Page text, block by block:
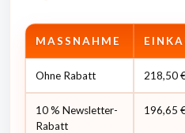
MASSNAHME
Ohne Rabatt 218,50
10 % Newsletter-
Rabatt
196,65